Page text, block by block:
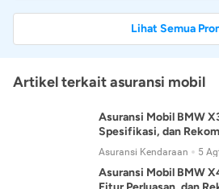
Lihat Semua
Artikel terkait asuransi mobil
Asuransi Mobil BMW
Spesifikasi, dan
Asuransi Kendaraan 5
Asuransi Mobil BMW